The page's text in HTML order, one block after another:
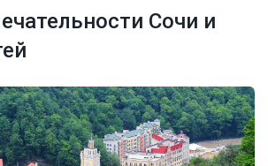
Сочи и